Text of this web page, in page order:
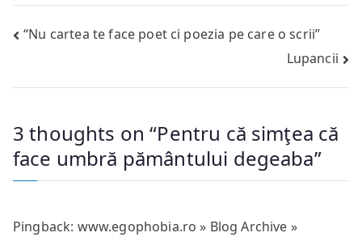
Post
“Nu cartea te face poet ci poezia pe care o scrii”
Lupancii
3 thoughts on “Pentru că simţea că
face umbră pământului degeaba”
Pingback: www.egophobia.ro » Blog Archive »